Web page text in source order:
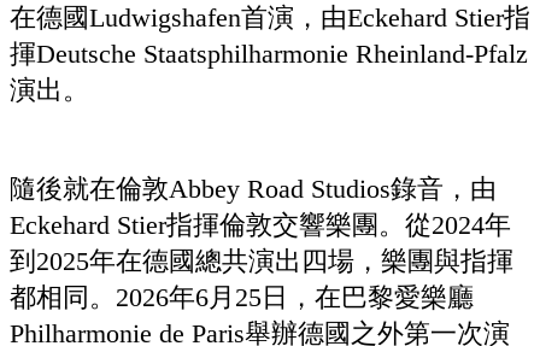
在德國Ludwigshafen首演，由Eckehard Stier指
揮Deutsche Staatsphilharmonie Rheinland-Pfalz
演出。
隨後就在倫敦Abbey Road Studios錄音，由
Eckehard Stier指揮倫敦交響樂團。從2024年
到2025年在德國總共演出四場，樂團與指揮
都相同。2026年6月25日，在巴黎愛樂廳
Philharmonie de Paris舉辦德國之外第一次演